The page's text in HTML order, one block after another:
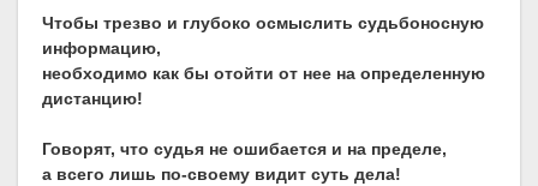
Чтобы трезво и глубоко осмыслить судьбоносную
информацию,
необходимо как бы отойти от нее на определенную
дистанцию!
Говорят, что судья не ошибается и на пределе,
а всего лишь по-своему видит суть дела!